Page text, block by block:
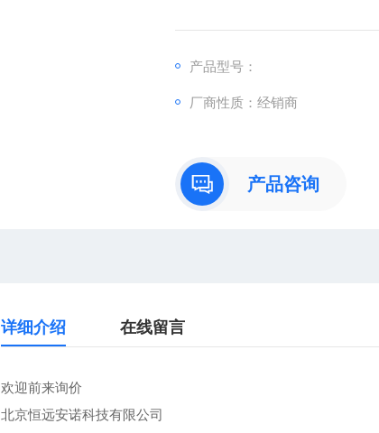
：
仪器仪表、零配件，保证*。公司
产品型号：
厂商性质：经销商
产品咨询
详细介绍 在线留言
欢迎前来询价
北京恒远安诺科技有限公司